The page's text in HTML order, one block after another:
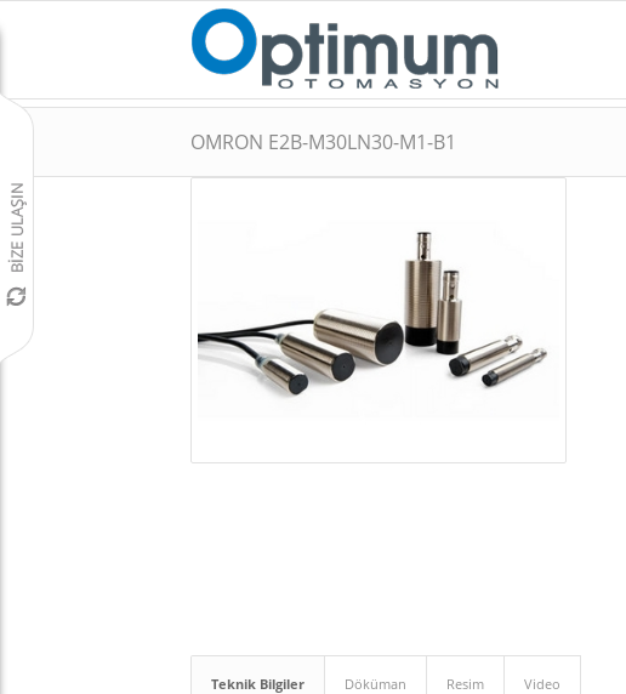
OMRON E2B-M30LN30-M1-B1
Teknik Bilgiler Döküman Resim Video